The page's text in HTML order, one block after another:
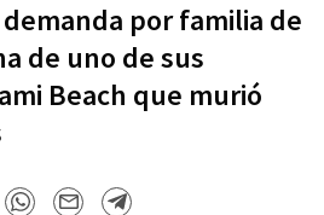
por familia de
de uno de sus
Beach que murió